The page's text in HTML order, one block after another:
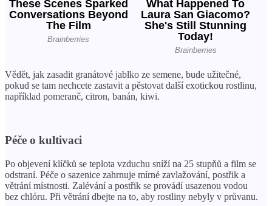
Vědět, jak zasadit granátové jablko ze semene, bude užitečné,
pokud se tam nechcete zastavit a pěstovat další exotickou rostlinu,
například pomeranč, citron, banán, kiwi.
Péče o kultivaci
Po objevení klíčků se teplota vzduchu sníží na 25 stupňů a film se
odstraní. Péče o sazenice zahrnuje mírné zavlažování, postřik a
větrání místnosti. Zalévání a postřik se provádí usazenou vodou
bez chlóru. Při větrání dbejte na to, aby rostliny nebyly v průvanu.